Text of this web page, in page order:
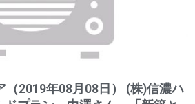
（2019年08月08日） (株)信濃ハ